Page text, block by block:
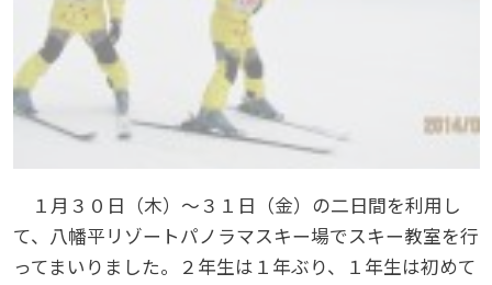
１月３０日（木）～３１日（金）の二日間を利用し
て、八幡平リゾートパノラマスキー場でスキー教室を行
ってまいりました。２年生は１年ぶり、１年生は初めて